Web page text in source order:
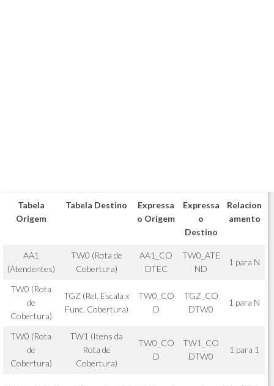
Tabela
Origem
Tabela Destino
Expressa
o Origem
Expressa
o
Destino
Relacion
amento
AA1
(Atendentes)
TW0 (Rota de
Cobertura)
AA1_CO
DTEC
TW0_ATE
ND
1 para N
TW0 (Rota
de
Cobertura)
TGZ (Rel. Escala x
Func. Cobertura)
TW0_CO
D
TGZ_CO
DTW0
1 para N
TW0 (Rota
de
Cobertura)
TW1 (Itens da
Rota de
Cobertura)
TW0_CO
D
TW1_CO
DTW0
1 para 1